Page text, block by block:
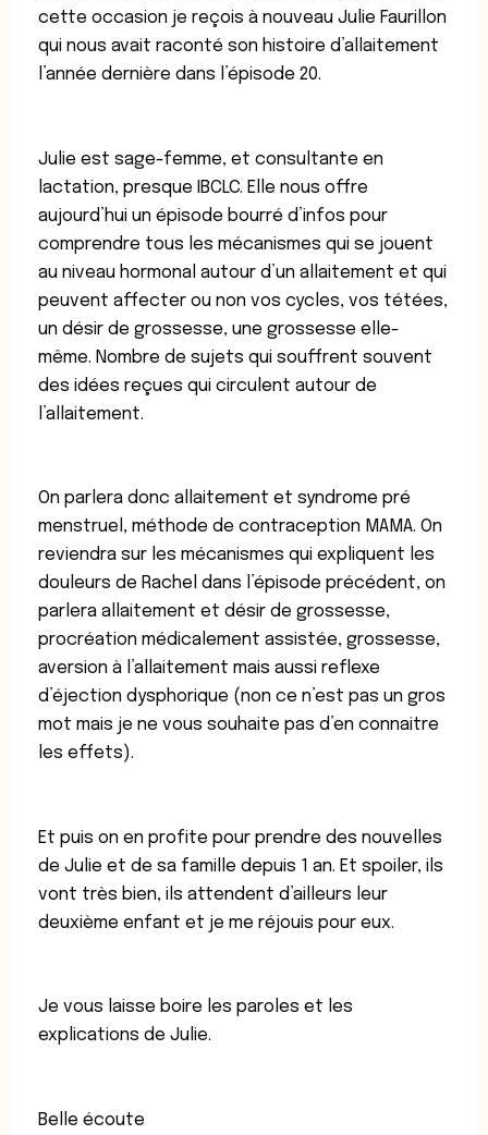
cette occasion je reçois à nouveau Julie Faurillon
qui nous avait raconté son histoire d’allaitement
l’année dernière dans l’épisode 20.
Julie est sage-femme, et consultante en
lactation, presque IBCLC. Elle nous offre
aujourd’hui un épisode bourré d’infos pour
comprendre tous les mécanismes qui se jouent
au niveau hormonal autour d’un allaitement et qui
peuvent affecter ou non vos cycles, vos tétées,
un désir de grossesse, une grossesse elle-
même. Nombre de sujets qui souffrent souvent
des idées reçues qui circulent autour de
l’allaitement.
On parlera donc allaitement et syndrome pré
menstruel, méthode de contraception MAMA. On
reviendra sur les mécanismes qui expliquent les
douleurs de Rachel dans l’épisode précédent, on
parlera allaitement et désir de grossesse,
procréation médicalement assistée, grossesse,
aversion à l’allaitement mais aussi reflexe
d’éjection dysphorique (non ce n’est pas un gros
mot mais je ne vous souhaite pas d’en connaitre
les effets).
Et puis on en profite pour prendre des nouvelles
de Julie et de sa famille depuis 1 an. Et spoiler, ils
vont très bien, ils attendent d’ailleurs leur
deuxième enfant et je me réjouis pour eux.
Je vous laisse boire les paroles et les
explications de Julie.
Belle écoute